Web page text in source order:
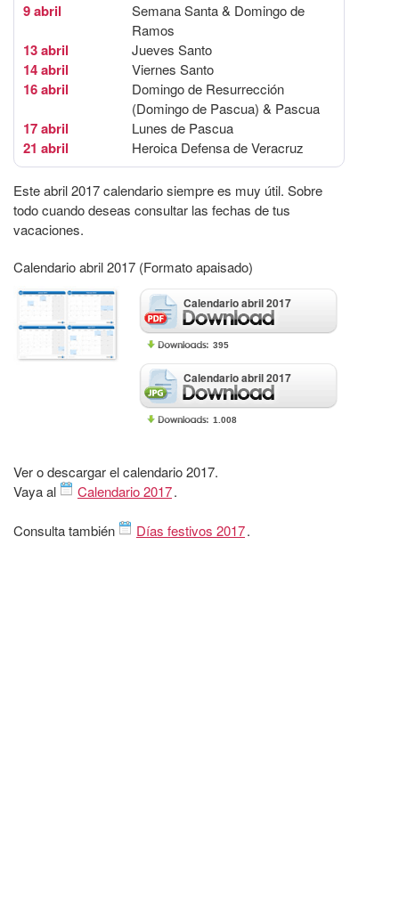
9 abril
Semana Santa & Domingo de
Ramos
13 abril Jueves Santo
14 abril Viernes Santo
16 abril
Domingo de Resurrección
(Domingo de Pascua) & Pascua
17 abril Lunes de Pascua
21 abril Heroica Defensa de Veracruz
Este abril 2017 calendario siempre es muy útil. Sobre
todo cuando deseas consultar las fechas de tus
vacaciones.
Calendario abril 2017 (Formato apaisado)
Calendario abril 2017
395
Calendario abril 2017
1.008
Ver o descargar el calendario 2017.
Vaya al
Calendario 2017.
Consulta también Días festivos 2017.